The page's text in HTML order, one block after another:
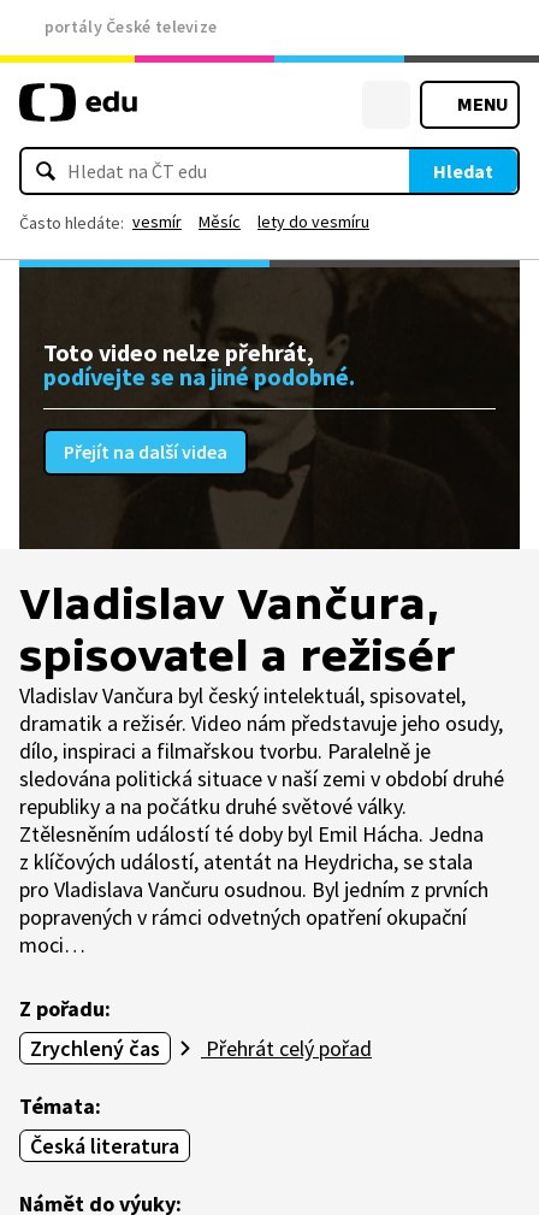
portály České televize
MENU
Hledat
Často hledáte: vesmír Měsíc lety do vesmíru
Toto video nelze přehrát,
podívejte se na jiné podobné.
Přejít na další videa
Vladislav Vančura,
spisovatel a režisér
Vladislav Vančura byl český intelektuál, spisovatel,
dramatik a režisér. Video nám představuje jeho osudy,
dílo, inspiraci a filmařskou tvorbu. Paralelně je
sledována politická situace v naší zemi v období druhé
republiky a na počátku druhé světové války.
Ztělesněním událostí té doby byl Emil Hácha. Jedna
z klíčových událostí, atentát na Heydricha, se stala
pro Vladislava Vančuru osudnou. Byl jedním z prvních
popravených v rámci odvetných opatření okupační
moci…
Z pořadu:
Zrychlený čas
Přehrát celý pořad
Témata:
Česká literatura
Námět do výuky: